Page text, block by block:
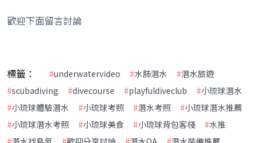
歡迎下面留言討論
標籤： #underwatervideo #水肺潛水 #潛水旅遊
#scubadiving #divecourse #playfuldiveclub #小琉球潛水
#小琉球體驗潛水 #小琉球考照 #潛水考照 #小琉球潛水推薦
#小琉球潛水考照 #小琉球美食 #小琉球背包客棧 #水推